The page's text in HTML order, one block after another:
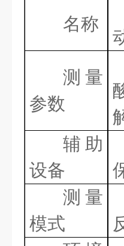
名称
测量
参数
辅助
设备
测量
模式